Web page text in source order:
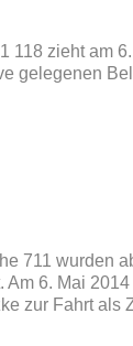
118 zieht am
gelegenen
711 wurden
Am 6. Mai
zur Fahrt als